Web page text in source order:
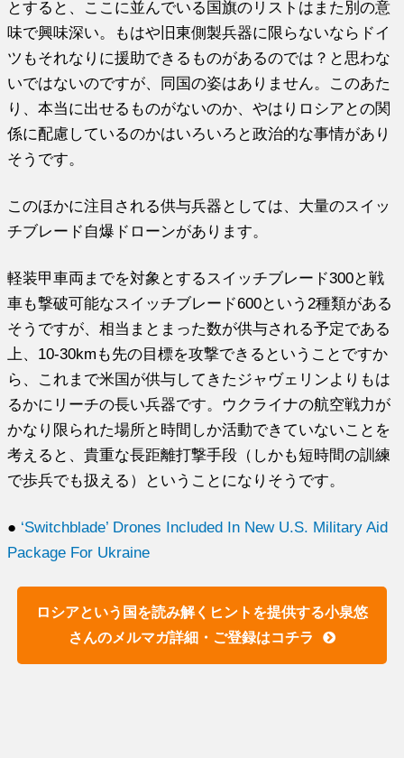
とすると、ここに並んでいる国旗のリストはまた別の意
味で興味深い。もはや旧東側製兵器に限らないならドイ
ツもそれなりに援助できるものがあるのでは？と思わな
いではないのですが、同国の姿はありません。このあた
り、本当に出せるものがないのか、やはりロシアとの関
係に配慮しているのかはいろいろと政治的な事情があり
そうです。
このほかに注目される供与兵器としては、大量のスイッ
チブレード自爆ドローンがあります。
軽装甲車両までを対象とするスイッチブレード300と戦
車も撃破可能なスイッチブレード600という2種類がある
そうですが、相当まとまった数が供与される予定である
上、10-30kmも先の目標を攻撃できるということですか
ら、これまで米国が供与してきたジャヴェリンよりもは
るかにリーチの長い兵器です。ウクライナの航空戦力が
かなり限られた場所と時間しか活動できていないことを
考えると、貴重な長距離打撃手段（しかも短時間の訓練
で歩兵でも扱える）ということになりそうです。
● ‘Switchblade’ Drones Included In New U.S. Military Aid
Package For Ukraine
ロシアという国を読み解くヒントを提供する小泉悠
さんのメルマガ詳細・ご登録はコチラ